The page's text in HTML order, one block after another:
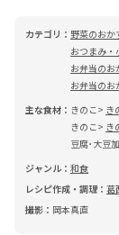
カテゴリ： 野菜のおか
おつまみ・
お弁当のお
お弁当のお
主な食材： きのこ き
きのこ
き
豆腐･大豆
ジャンル： 和食
レシピ作成・調理： 葛
撮影： 岡本真直